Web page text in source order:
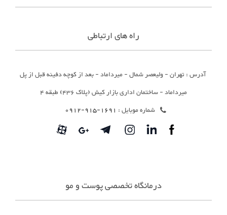
راه های ارتباطی
آدرس : تهران - ولیعصر شمال - میرداماد - بعد از کوچه دفینه قبل از پل
میرداماد - ساختمان اداری بازار کیش (پلاک 436) طبقه 4
شماره موبایل : 1691-915-0912
درمانگاه تخصصی پوست و مو